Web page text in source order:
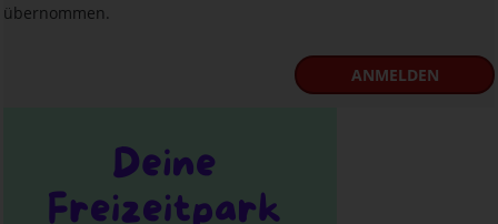
übernommen.
ANMELDEN